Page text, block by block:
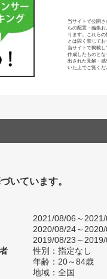
当サイトで公開
らの配置・編集
ります。これら
とは固く禁じてお
当サイトで掲載
作成したものと
出された見解・
いた上でご覧くだ
いています。
2021/08/06～
2020/08/24～
2019/08/23～
性別：指定なし
年齢：20～84歳
地域：全国